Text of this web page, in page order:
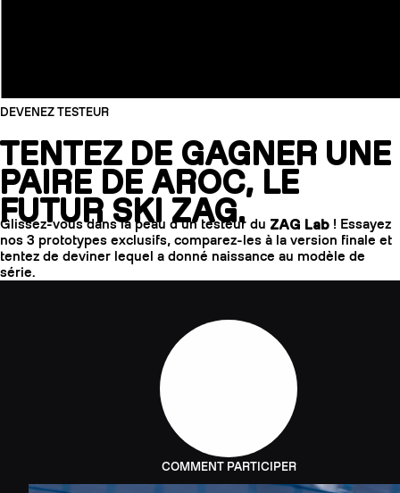
DEVENEZ TESTEUR
TENTEZ DE GAGNER UNE
PAIRE DE AROC, LE
FUTUR SKI ZAG.
Glissez-vous dans la peau d’un testeur du ZAG Lab ! Essayez
nos 3 prototypes exclusifs, comparez-les à la version finale et
tentez de deviner lequel a donné naissance au modèle de
série.
COMMENT PARTICIPER